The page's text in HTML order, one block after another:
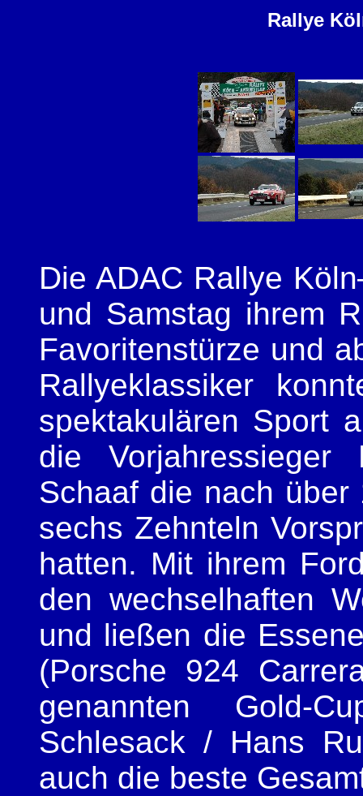
Rallye
Die ADAC Rallye
und Samstag ihrem
Favoritenstürze und
Rallyeklassiker
spektakulären Sport
die
Schaaf die nach über
sechs Zehnteln
hatten. Mit ihrem
den wechselhaften
und ließen die
(Porsche 924
genannten Gold-
Schlesack / Hans
auch die beste